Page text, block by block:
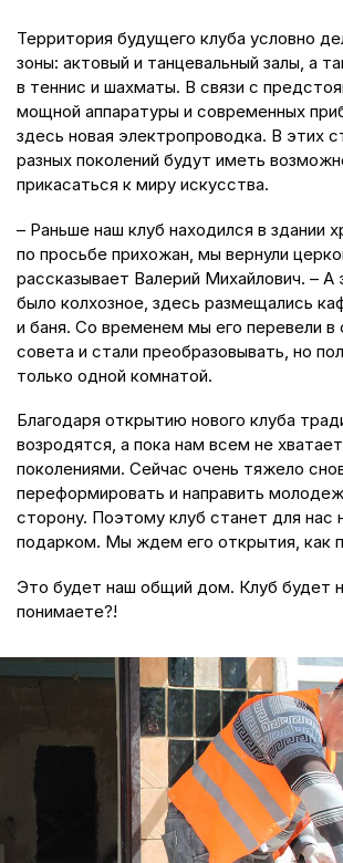
Территория будущего клуба условно
зоны: актовый и танцевальный залы, а
в теннис и шахматы. В связи с
мощной аппаратуры и современных
здесь новая электропроводка. В этих
разных поколений будут иметь
прикасаться к миру искусства.
– Раньше наш клуб находился в здании
по просьбе прихожан, мы вернули
рассказывает Валерий Михайлович. –
было колхозное, здесь размещались
и баня. Со временем мы его перевели в
совета и стали преобразовывать, но
только одной комнатой.
Благодаря открытию нового клуба
возродятся, а пока нам всем не
поколениями. Сейчас очень тяжело
переформировать и направить
сторону. Поэтому клуб станет для нас
подарком. Мы ждем его открытия, как
Это будет наш общий дом. Клуб будет
понимаете?!